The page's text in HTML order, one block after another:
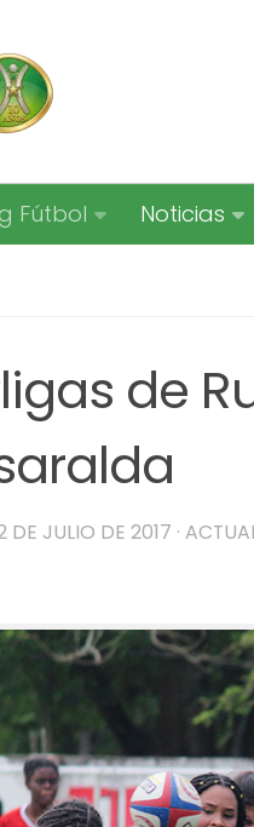
Fútbol Noticias
de
DE JULIO DE 2017 ·